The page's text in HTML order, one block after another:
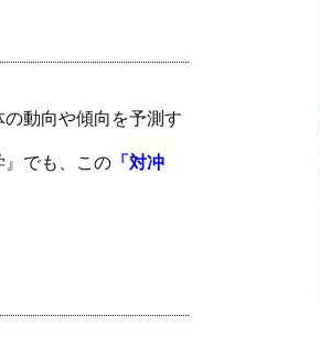
動向や傾向を予測す
でも、この 「対冲